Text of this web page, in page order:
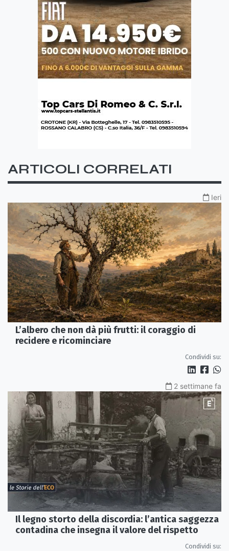
ARTICOLI CORRELATI
Ieri
L’albero che non dà più frutti: il coraggio di
recidere e ricominciare
Condividi su:
2 settimane fa
Il legno storto della discordia: l’antica saggezza
contadina che insegna il valore del rispetto
Condividi su: